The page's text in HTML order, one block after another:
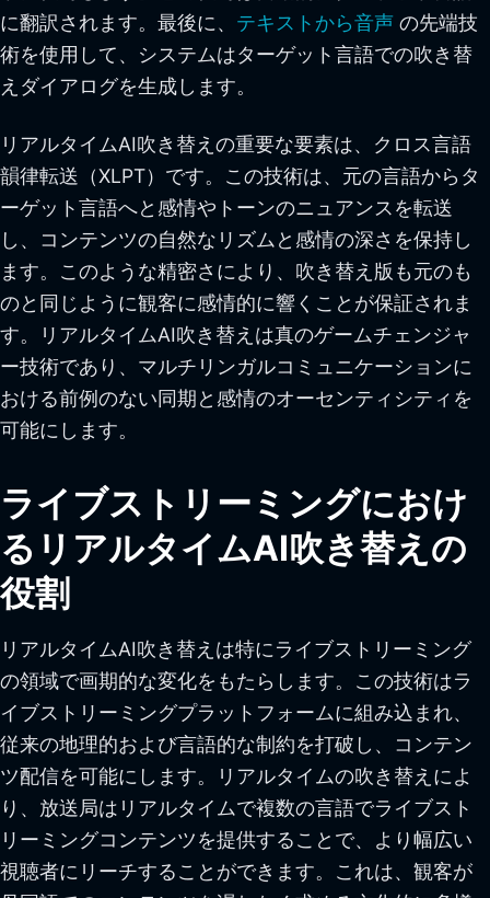
に翻訳されます。最後に、 テキストから音声 の先端技
術を使用して、システムはターゲット言語での吹き替
えダイアログを生成します。
リアルタイムAI吹き替えの重要な要素は、クロス言語
韻律転送（XLPT）です。この技術は、元の言語からタ
ーゲット言語へと感情やトーンのニュアンスを転送
し、コンテンツの自然なリズムと感情の深さを保持し
ます。このような精密さにより、吹き替え版も元のも
のと同じように観客に感情的に響くことが保証されま
す。リアルタイムAI吹き替えは真のゲームチェンジャ
ー技術であり、マルチリンガルコミュニケーションに
おける前例のない同期と感情のオーセンティシティを
可能にします。
ライブストリーミングにおけ
るリアルタイムAI吹き替えの
役割
リアルタイムAI吹き替えは特にライブストリーミング
の領域で画期的な変化をもたらします。この技術はラ
イブストリーミングプラットフォームに組み込まれ、
従来の地理的および言語的な制約を打破し、コンテン
ツ配信を可能にします。リアルタイムの吹き替えによ
り、放送局はリアルタイムで複数の言語でライブスト
リーミングコンテンツを提供することで、より幅広い
視聴者にリーチすることができます。これは、観客が